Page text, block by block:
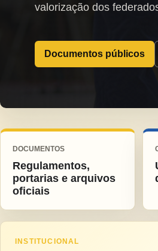
valorização dos
Documentos públicos
DOCUMENTOS
Regulamentos,
portarias e arquivos
oficiais
INSTITUCIONAL